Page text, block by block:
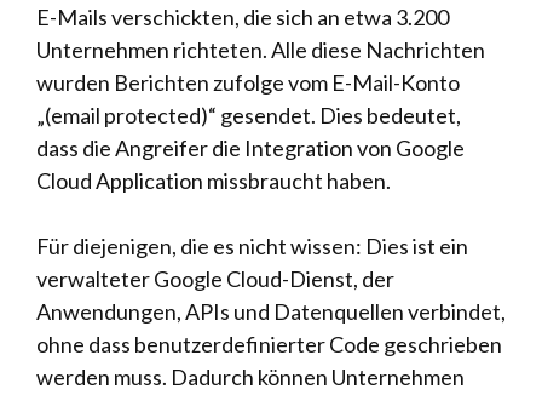
E-Mails verschickten, die sich an etwa 3.200
Unternehmen richteten. Alle diese Nachrichten
wurden Berichten zufolge vom E-Mail-Konto
„(email protected)“ gesendet. Dies bedeutet,
dass die Angreifer die Integration von Google
Cloud Application missbraucht haben.
Für diejenigen, die es nicht wissen: Dies ist ein
verwalteter Google Cloud-Dienst, der
Anwendungen, APIs und Datenquellen verbindet,
ohne dass benutzerdefinierter Code geschrieben
werden muss. Dadurch können Unternehmen